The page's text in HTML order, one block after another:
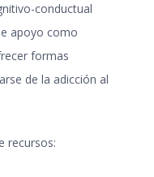
conductual
apoyo como
formas
de la adicción al
recursos: